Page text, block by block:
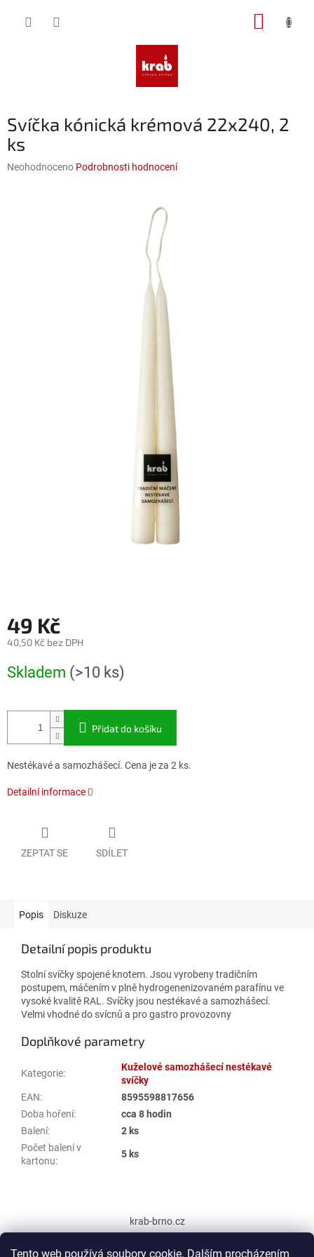
Tento web používá soubory cookie. Dalším procházením
Svíčka kónická krémová 22x240, 2
ks
Průměrné
Neohodnoceno Podrobnosti hodnocení
49 Kč
40,50 Kč bez DPH
cena:
Skladem (>10 ks)
Přidat do košíku
Nestékavé a samozhášecí. Cena je za 2 ks.
Detailní informace
ZEPTAT SE SDÍLET
Popis Diskuze
Detailní popis produktu
Stolní svíčky spojené knotem. Jsou vyrobeny tradičním
postupem, máčením v plně hydrogenenizovaném parafínu ve
vysoké kvalitě RAL. Svíčky jsou nestékavé a samozhášecí.
Velmi vhodné do svícnů a pro gastro provozovny
Doplňkové parametry
Kategorie:
Kuželové samozhášecí nestékavé
svíčky
EAN:
8595598817656
Doba hoření:
cca 8 hodin
Balení:
2 ks
Počet balení v
kartonu:
5 ks
p
krab-brno.cz